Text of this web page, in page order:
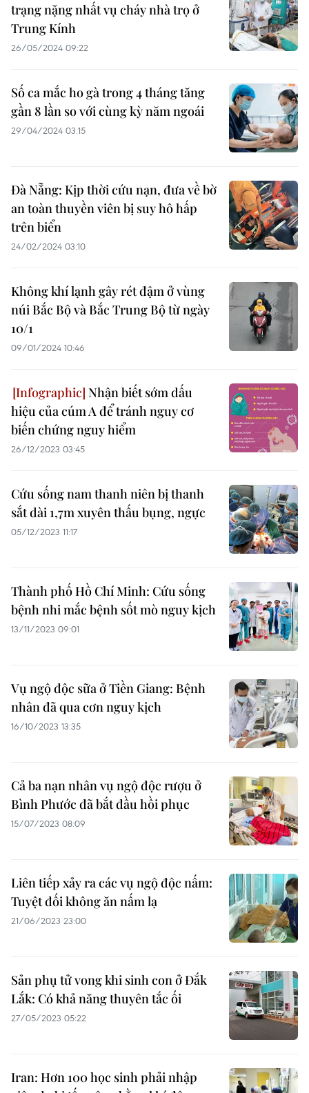
trạng nặng nhất vụ cháy nhà trọ ở
Trung Kính
26/05/2024 09:22
Số ca mắc ho gà trong 4 tháng tăng
gần 8 lần so với cùng kỳ năm ngoái
29/04/2024 03:15
Đà Nẵng: Kịp thời cứu nạn, đưa về bờ
an toàn thuyền viên bị suy hô hấp
trên biển
24/02/2024 03:10
Không khí lạnh gây rét đậm ở vùng
núi Bắc Bộ và Bắc Trung Bộ từ ngày
10/1
09/01/2024 10:46
Nhận biết sớm dấu
hiệu của cúm A để tránh nguy cơ
biến chứng nguy hiểm
26/12/2023 03:45
Cứu sống nam thanh niên bị thanh
sắt dài 1,7m xuyên thấu bụng, ngực
05/12/2023 11:17
Thành phố Hồ Chí Minh: Cứu sống
bệnh nhi mắc bệnh sốt mò nguy kịch
13/11/2023 09:01
Vụ ngộ độc sữa ở Tiền Giang: Bệnh
nhân đã qua cơn nguy kịch
16/10/2023 13:35
Cả ba nạn nhân vụ ngộ độc rượu ở
Bình Phước đã bắt đầu hồi phục
15/07/2023 08:09
Liên tiếp xảy ra các vụ ngộ độc nấm:
Tuyệt đối không ăn nấm lạ
21/06/2023 23:00
Sản phụ tử vong khi sinh con ở Đắk
Lắk: Có khả năng thuyên tắc ối
27/05/2023 05:22
Iran: Hơn 100 học sinh phải nhập